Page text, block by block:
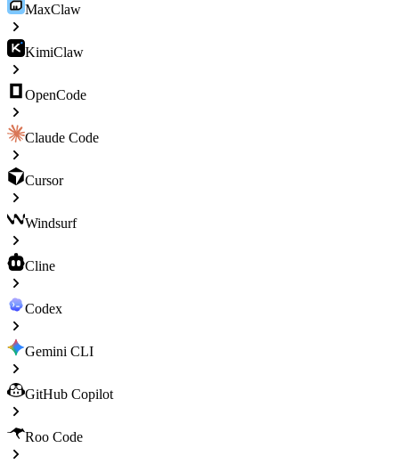
MaxClaw
KimiClaw
OpenCode
Claude Code
Cursor
Windsurf
Cline
Codex
Gemini CLI
GitHub Copilot
Roo Code